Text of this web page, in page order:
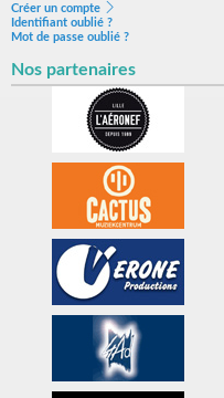
Créer un compte
Identifiant oublié ?
Mot de passe oublié ?
Nos partenaires